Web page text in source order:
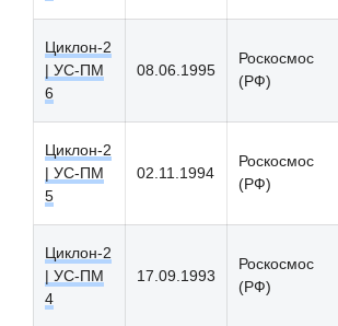
Циклон-2
| УС-ПM
6
08.06.1995
Роскосмос
(РФ)
Циклон-2
| УС-ПM
5
02.11.1994
Роскосмос
(РФ)
Циклон-2
| УС-ПM
4
17.09.1993
Роскосмос
(РФ)